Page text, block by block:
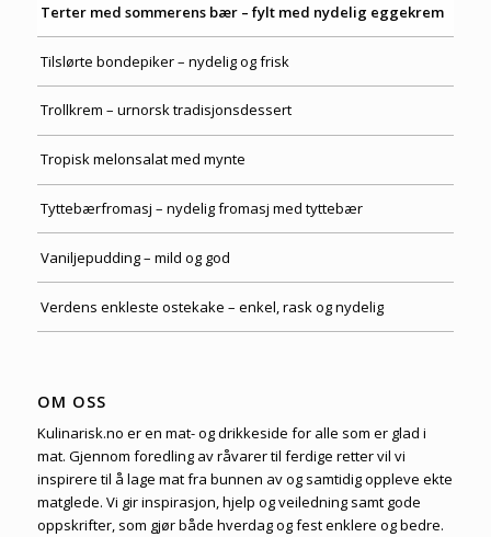
Terter med sommerens bær – fylt med nydelig eggekrem
Tilslørte bondepiker – nydelig og frisk
Trollkrem – urnorsk tradisjonsdessert
Tropisk melonsalat med mynte
Tyttebærfromasj – nydelig fromasj med tyttebær
Vaniljepudding – mild og god
Verdens enkleste ostekake – enkel, rask og nydelig
OM OSS
Kulinarisk.no er en mat- og drikkeside for alle som er glad i
mat. Gjennom foredling av råvarer til ferdige retter vil vi
inspirere til å lage mat fra bunnen av og samtidig oppleve ekte
matglede. Vi gir inspirasjon, hjelp og veiledning samt gode
oppskrifter, som gjør både hverdag og fest enklere og bedre.